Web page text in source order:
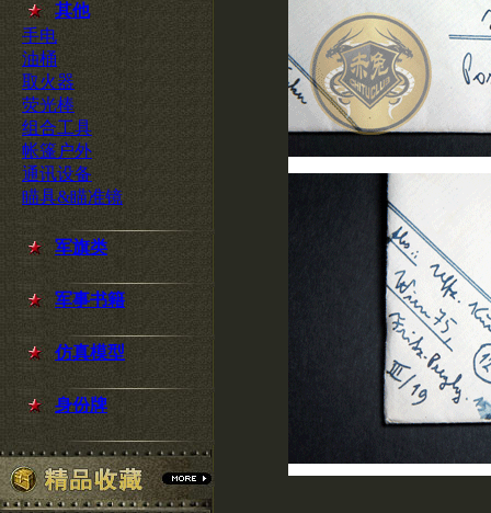
其他
手电
油桶
取火器
荧光棒
组合工具
帐篷户外
通讯设备
瞄具&瞄准镜
军旗类
军事书籍
仿真模型
身份牌